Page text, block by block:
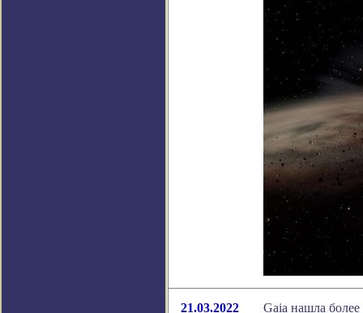
21.03.2022
Gaia нашла